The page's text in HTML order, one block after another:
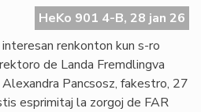
tiel
HeKo 901 4-B, 28 jan 26
renkonton kun s-ro
de Landa Fremdlingva
Pancsosz, fakestro, 27
esprimitaj la zorgoj de FAR